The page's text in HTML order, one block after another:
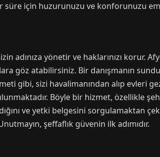
süre için huzurunuzu ve konforunuzu
adınıza yönetir ve haklarınızı korur.
göz atabilirsiniz. Bir danışmanın
gibi, sizi havalimanından alıp evleri
Böyle bir hizmet, özellikle
ve yetki belgesini sorgulamaktan
şeffaflık güvenin ilk adımıdır.